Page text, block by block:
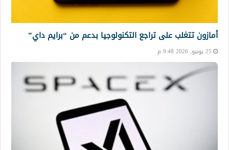
أمازون تتغلب على تراجع التكنولوجيا بدعم من “برايم داي”
25 يونيو, 2026 9:48 م